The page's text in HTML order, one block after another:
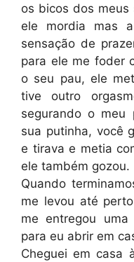
os bicos dos
ele mordia mas
sensação de
para ele me foder
o seu pau, ele
tive outro
segurando o meu
sua putinha, você
e tirava e metia
ele também gozou.
Quando
me levou até
me entregou
para eu abrir em
Cheguei em casa